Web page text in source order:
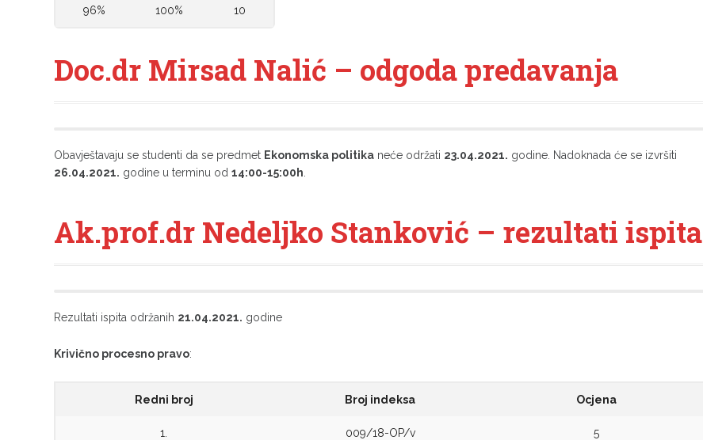
96% 100% 10
Doc.dr Mirsad Nalić – odgoda predavanja
Obavještavaju se studenti da se predmet Ekonomska politika neće održati 23.04.2021. godine. Nadoknada će se izvršiti
26.04.2021. godine u terminu od14:00-15:00h
Ak.prof.dr Nedeljko Stanković – rezultati ispita
Rezultati ispita održanih 21.04.2021. godine
Krivično procesno pravo:
Redni broj Broj indeksa Ocjena
1. 009/18-OP/v 5